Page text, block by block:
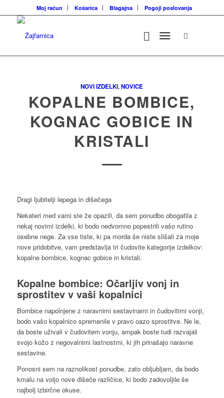
Moj račun Košarica Blagajna Pogoji poslovanja
NOVI IZDELKI,NOVICE
KOPALNE BOMBICE,
KOGNAC GOBICE IN
KRISTALI
Dragi ljubitelji lepega in dišečega
Nekateri med vami ste že opazili, da sem ponudbo obogatila z
nekaj novimi izdelki, ki bodo nedvomno popestrili vašo rutino
osebne nege. Za vse tiste, ki pa morda še niste slišali za moje
nove pridobitve, vam predstavlja tri čudovite kategorije izdelkov:
kopalne bombice, kognac gobice in kristali.
Kopalne bombice: Očarljiv vonj in
sprostitev v vaši kopalnici
Bombice napolnjene z naravnimi sestavinami in čudovitimi vonji,
bodo vašo kopalnico spremenile v pravo oazo sprostitve. Ne le,
da boste uživali v čudovitem vonju, ampak boste tudi razvajali
svojo kožo z negovalnimi lastnostmi, ki jih prinašajo naravne
sestavine.
Ponosni sem na raznolikost ponudbe, zato obljubljam, da bodo
kmalu na voljo nove dišeče različice, ki bodo zadovoljile še
najbolj izbirčne okuse.